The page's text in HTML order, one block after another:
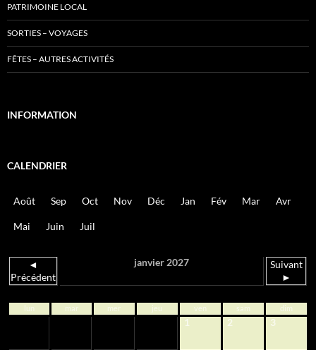
PATRIMOINE LOCAL
SORTIES – VOYAGES
FÊTES – AUTRES ACTIVITÉS
INFORMATION
CALENDRIER
Août Sep Oct Nov Déc Jan Fév Mar Avr
Mai Juin Juil
◄
Précédent
janvier 2027
Suivant
►
lun mar mer jeu ven sam dim
1 2 3